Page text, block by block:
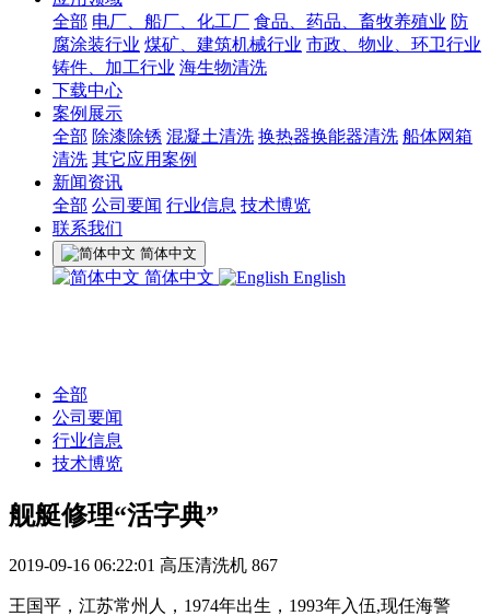
全部 电厂、船厂、化工厂 食品、药品、畜牧养殖业 防
腐涂装行业 煤矿、建筑机械行业 市政、物业、环卫行业
铸件、加工行业 海生物清洗
下载中心
案例展示
全部 除漆除锈 混凝土清洗 换热器换能器清洗 船体网箱
清洗 其它应用案例
新闻资讯
全部 公司要闻 行业信息 技术博览
联系我们
简体中文
简体中文 English
全部
公司要闻
行业信息
技术博览
舰艇修理“活字典”
2019-09-16 06:22:01 高压清洗机 867
王国平，江苏常州人，1974年出生，1993年入伍,现任海警